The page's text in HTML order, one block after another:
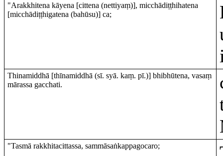
"Arakkhitena kāyena [cittena (nettiyaṃ)], micchādiṭṭhihatena
[micchādiṭṭhigatena (bahūsu)] ca;
Thinamiddhā [thīnamiddhā (sī. syā. kaṃ. pī.)] bhibhūtena, vasaṃ
mārassa gacchati.
"Tasmā rakkhitacittassa, sammāsaṅkappagocaro;